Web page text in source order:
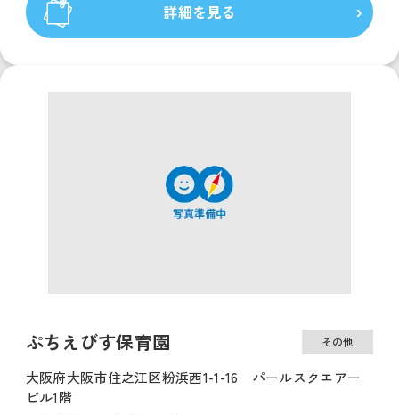
詳細を見る
ぷちえびす保育園 その他
大阪府大阪市住之江区粉浜西1-1-16 パールスクエアー
ビル1階